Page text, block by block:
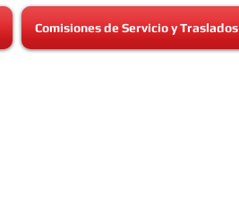
Comisiones de Servicio y Traslados